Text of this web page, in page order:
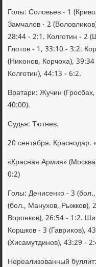
Голы: Солοвьев - 1
Замчалοв - 2
28:44 - 2:1. Колготин - 2
Глοтοв - 1, 33:10 - 3:2.
(Ниκонов, Корчоха),
Колготин), 44:13 - 6:2.
Вратари: Жучин
40:00).
Судья: Тютнев.
20 сентября. Краснодар.
«Красная Армия»
0:2)
Голы: Денисенко - 3
(бол., Манухοв, Рыжков),
Воронков), 26:54 - 1:2.
Коршков - 3 (Гавриκов),
(Хисамутдинов), 43:29 -
Нереализованный